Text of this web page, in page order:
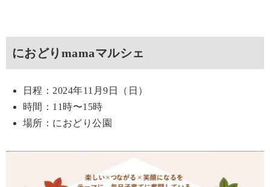
におどりmamaマルシェ
日程：2024年11月9日（日）
時間：11時〜15時
場所：におどり公園